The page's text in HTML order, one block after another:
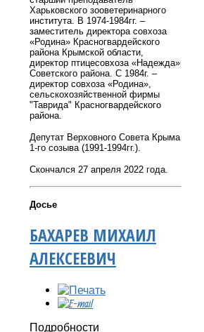
Харьковского зооветеринарного
института. В 1974-1984гг. –
заместитель директора совхоза
«Родина» Красногвардейского
района Крымской области,
директор птицесовхоза «Надежда»
Советского района. С 1984г. –
директор совхоза «Родина»,
сельскохозяйственной фирмы
"Таврида" Красногвардейского
района.
Депутат Верховного Совета Крыма
1-го созыва (1991-1994гг.).
Cкончался 27 апреля 2022 года.
Досье
БАХАРЕВ МИХАИЛ
АЛЕКСЕЕВИЧ
Подробности